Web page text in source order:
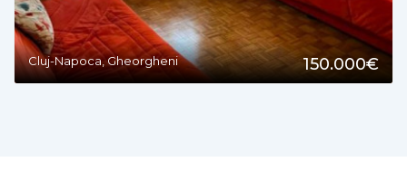
Cluj-Napoca, Gheorgheni 150.000€